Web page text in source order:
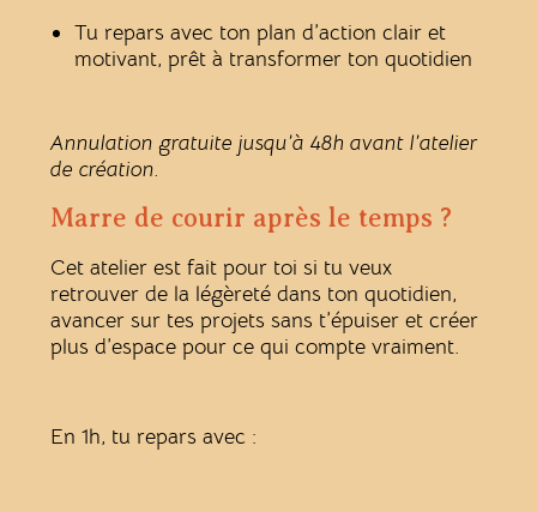
Tu repars avec ton plan d’action clair et
motivant, prêt à transformer ton quotidien
Annulation gratuite jusqu’à 48h avant l’atelier
de création.
Marre de courir après le temps ?
Cet atelier est fait pour toi si tu veux
retrouver de la légèreté dans ton quotidien,
avancer sur tes projets sans t’épuiser et créer
plus d’espace pour ce qui compte vraiment.
En 1h, tu repars avec :